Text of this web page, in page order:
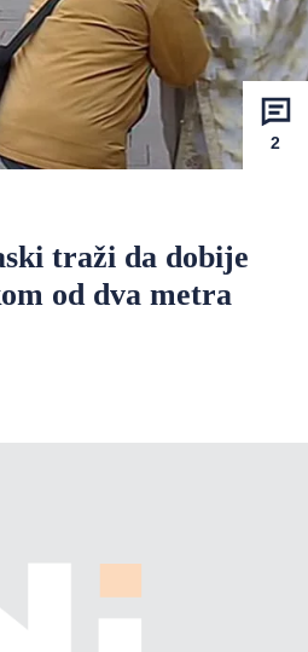
2
traži da dobije
od dva metra